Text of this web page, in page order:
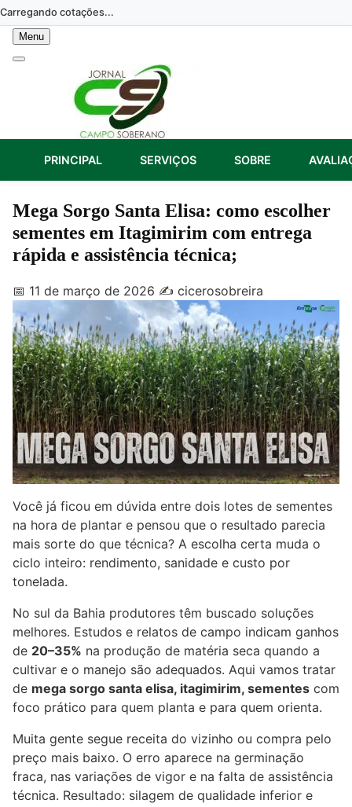
Skip
to
content
Carregando cotações...
Menu
PRINCIPAL SERVIÇOS SOBRE
Mega Sorgo Santa Elisa: como escolher
sementes em Itagimirim com entrega
rápida e assistência técnica;
📅 11 de março de 2026 ✍️ cicerosobreira
Você já ficou em dúvida entre dois lotes de sementes
na hora de plantar e pensou que o resultado parecia
mais sorte do que técnica? A escolha certa muda o
ciclo inteiro: rendimento, sanidade e custo por
tonelada.
No sul da Bahia produtores têm buscado soluções
melhores. Estudos e relatos de campo indicam ganhos
de 20–35% na produção de matéria seca quando a
cultivar e o manejo são adequados. Aqui vamos tratar
de mega sorgo santa elisa, itagimirim, sementes com
foco prático para quem planta e para quem orienta.
Muita gente segue receita do vizinho ou compra pelo
preço mais baixo. O erro aparece na germinação
fraca, nas variações de vigor e na falta de assistência
técnica. Resultado: silagem de qualidade inferior e